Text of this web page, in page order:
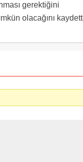
gerektiğini
olacağını